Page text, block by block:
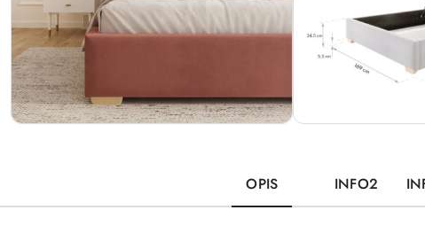
OPIS INFO2